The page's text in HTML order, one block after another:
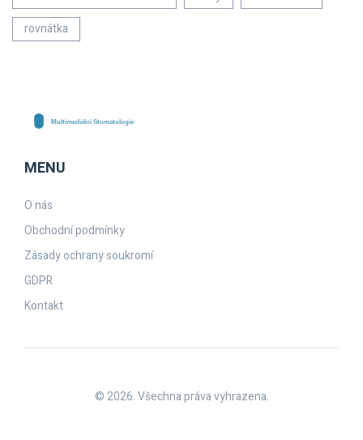
rovnátka
MENU
O nás
Obchodní podmínky
Zásady ochrany soukromí
GDPR
Kontakt
© 2026. Všechna práva vyhrazena.